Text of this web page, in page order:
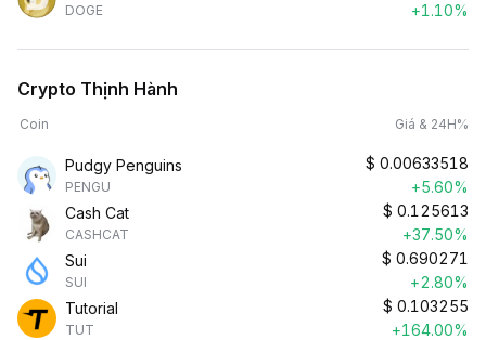
DOGE
+1.10%
Crypto Thịnh Hành
Coin Giá & 24H%
Pudgy Penguins
PENGU
$ 0.00633518
+5.60%
Cash Cat
CASHCAT
$ 0.125613
+37.50%
Sui
SUI
$ 0.690271
+2.80%
Tutorial
TUT
$ 0.103255
+164.00%